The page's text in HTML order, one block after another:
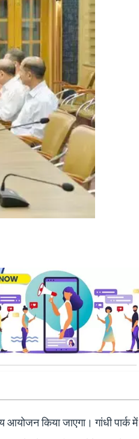
किया जाएगा। गांधी पार्क में